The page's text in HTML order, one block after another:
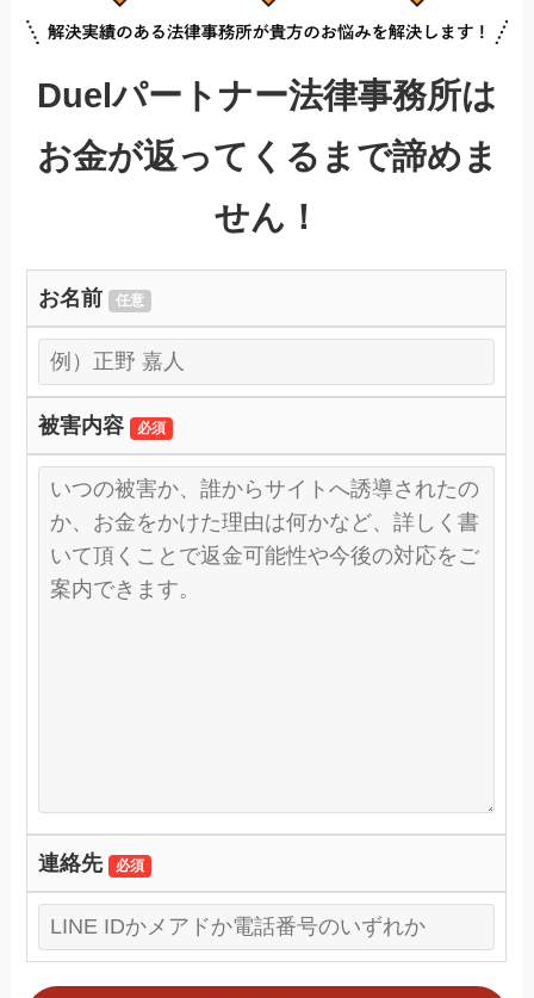
Duelパートナー法律事務所は
お金が返ってくるまで諦めま
せん！
お名前 任意
被害内容 必須
連絡先 必須